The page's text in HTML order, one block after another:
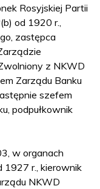
Rosyjskiej Partii
od 1920 r.,
zastępca
z NKWD
Zarządu Banku
szefem
podpułkownik
w organach
1927 r., kierownik
NKWD